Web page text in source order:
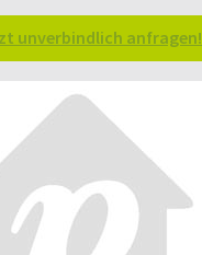
unverbindlich anfragen!